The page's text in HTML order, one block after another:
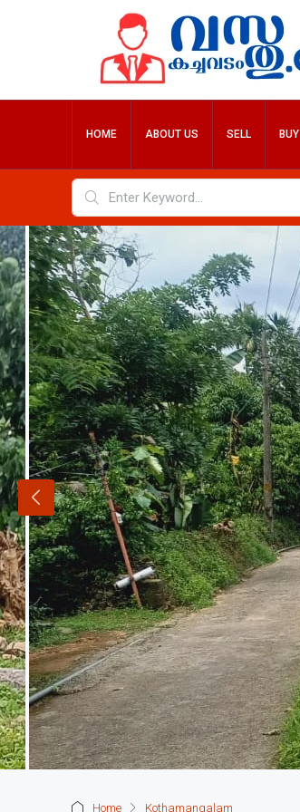
HOME ABOUT US SELL BUY
Home Kothamangalam